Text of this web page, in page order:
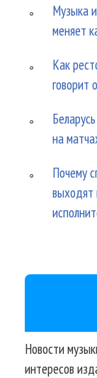
Музыка
меняет
Как
говорит
на
Почему
выходят
Новости
интересов